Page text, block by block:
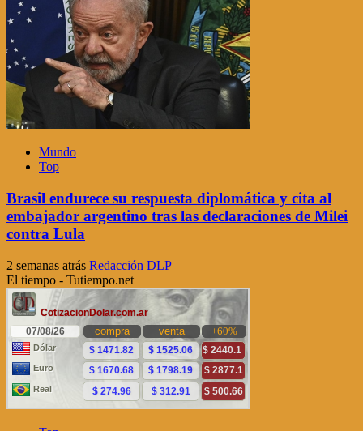
Mundo
Top
Brasil endurece su respuesta diplomática y cita al
embajador argentino tras las declaraciones de Milei
contra Lula
2 semanas atrás Redacción DLP
El tiempo - Tutiempo.net